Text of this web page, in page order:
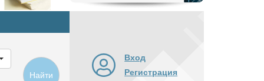
Найти
Вход
Регистрация